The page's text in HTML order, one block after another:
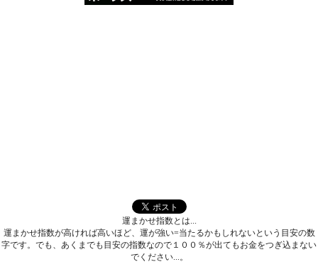
運まかせ指数とは...
運まかせ指数が高ければ高いほど、運が強い=当たるかもしれないという目安の数
字です。でも、あくまでも目安の指数なので１００％が出てもお金をつぎ込まない
でください...。